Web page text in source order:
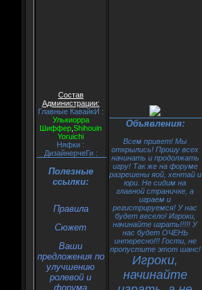
Состав
Администрации:
Главные КавайкИ :
Улькиорра
Шиффер ,Shihouin
Yoruichi
Няфки :
ДизайнерчеГи :
Полезные
ссылки:
Правила
Сюжет
Ваши
предложения по
улучшению
ролевой и
форума
Объявления:
Всем привет! Мы
открылись! Прошу всех
начинать и продолжать
игру! Так же на форуме
разрешены яой, хентай и
юри. Не сидим на
главной страничке, а
играем и
регистрируемся! У нас
будет весело! Игроки,
начинайте играть!!!!! У
нас будет ОЧЕНЬ
интересно!!! Гости, не
пропустите этот шанс!
Игроки,
начинайте